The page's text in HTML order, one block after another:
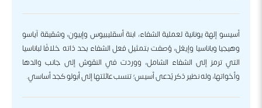
أسيسو إلهة يونانية لعملية الشفاء، ابنة أسقليبيوس وإبيون، وشقيقة آياسو
وهيجيا وباناسيا وإيغل، وُصفت بتمثيل فعل الشفاء بحد ذاته خلافًا لباناسيا
التي ترمز إلى الشفاء الشامل، ووردت في النقوش إلى جانب والدها
وأخواتها، وله نظير ذكر يُدعى أسيس؛ تنسب عائلتها إلى أبولو كجد أساسي.